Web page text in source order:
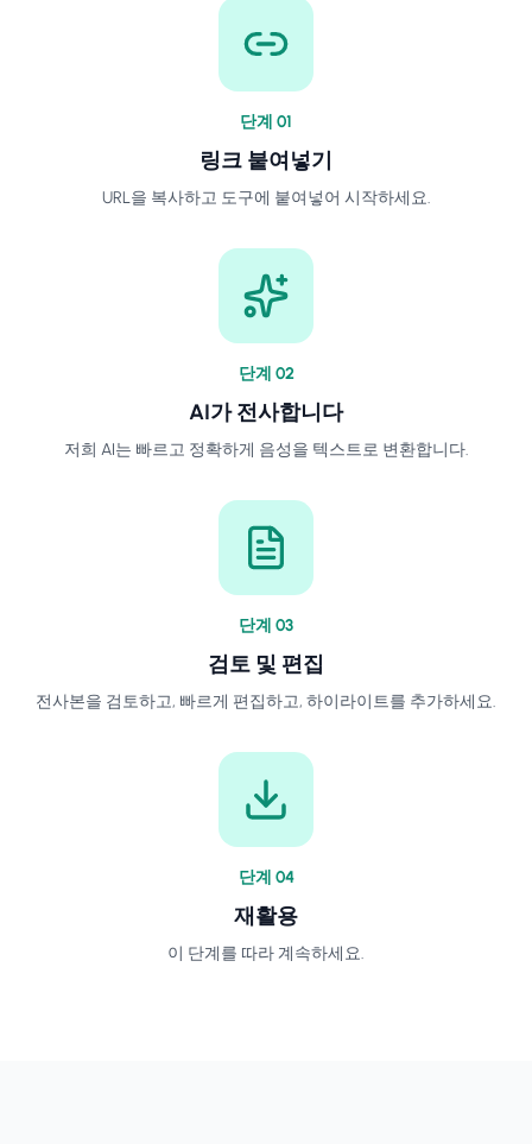
단계 01
링크 붙여넣기
URL을 복사하고 도구에 붙여넣어 시작하세요.
단계 02
AI가 전사합니다
저희 AI는 빠르고 정확하게 음성을 텍스트로 변환합니다.
단계 03
검토 및 편집
전사본을 검토하고, 빠르게 편집하고, 하이라이트를 추가하세요.
단계 04
재활용
이 단계를 따라 계속하세요.